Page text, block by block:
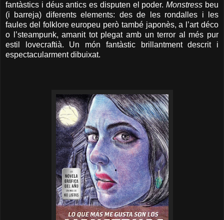
fantàstics i déus antics es disputen el poder.Monstress beu
(i barreja) diferents elements: des de les rondalles i les
faules del folklore europeu però també japonès, a l’art déco
o l’steampunk, amanit tot plegat amb un terror al més pur
estil lovecraftià. Un món fantàstic brillantment descrit i
espectacularment dibuixat.